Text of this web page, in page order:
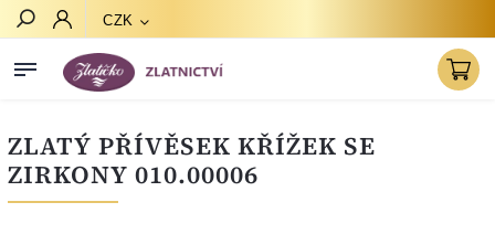
CZK
ZLATÝ PŘÍVĚSEK KŘÍŽEK SE
ZIRKONY 010.00006